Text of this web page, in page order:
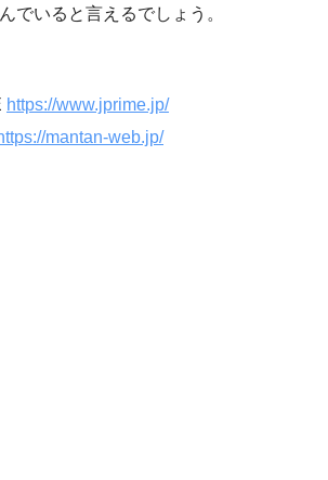
でいると言えるでしょう。
https://www.jprime.jp/
mantan-web.jp/